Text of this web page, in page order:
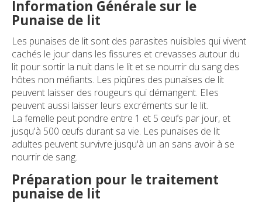
Commercial
Industriel
Guide
Des Ravageurs
Les Voyageurs
Information Générale sur le
Punaise de lit
Les punaises de lit sont des parasites nuisibles qui vivent
cachés le jour dans les fissures et crevasses autour du
lit pour sortir la nuit dans le lit et se nourrir du sang des
hôtes non méfiants. Les piqûres des punaises de lit
peuvent laisser des rougeurs qui démangent. Elles
peuvent aussi laisser leurs excréments sur le lit.
La femelle peut pondre entre 1 et 5 œufs par jour, et
jusqu'à 500 œufs durant sa vie. Les punaises de lit
adultes peuvent survivre jusqu'à un an sans avoir à se
nourrir de sang.
Préparation pour le traitement
punaise de lit